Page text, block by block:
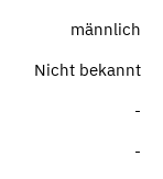
männlich
Nicht bekannt
-
-